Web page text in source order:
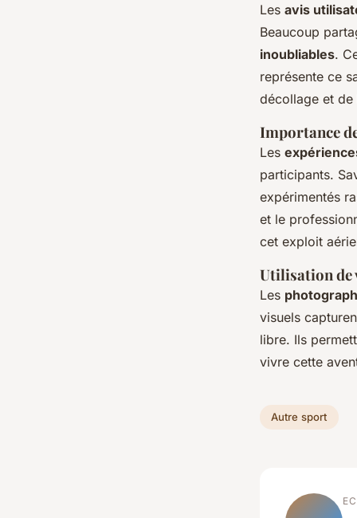
Les avis
Beaucoup
inoubliables.
représente ce
décollage et de
Importance
Les
participants.
expérimentés
et le
cet exploit
Utilisation de
Les
visuels
libre. Ils
vivre cette
Autre sport